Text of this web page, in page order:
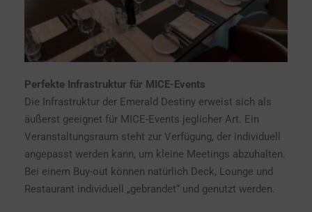
Perfekte Infrastruktur für MICE-Events
Die Infrastruktur der Emerald Destiny erweist sich als
äußerst geeignet für MICE-Events jeglicher Art. Ein
Veranstaltungsraum steht zur Verfügung, der individuell
angepasst werden kann, um kleine Meetings abzuhalten.
Bei einem Buy-out können natürlich Deck, Lounge und
Restaurant individuell „gebrandet“ und genutzt werden.